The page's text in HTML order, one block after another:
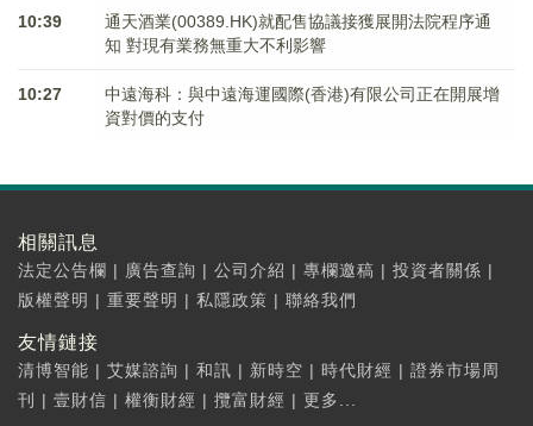
10:39
通天酒業(00389.HK)就配售協議接獲展開法院程序通
知 對現有業務無重大不利影響
10:27
中遠海科：與中遠海運國際(香港)有限公司正在開展增
資對價的支付
相關訊息
法定公告欄 | 廣告查詢 | 公司介紹 | 專欄邀稿 | 投資者關係 |
版權聲明 | 重要聲明 | 私隱政策 | 聯絡我們
友情鏈接
清博智能 | 艾媒諮詢 | 和訊 | 新時空 | 時代財經 | 證券市場周
刊
| 壹財信 | 權衡財經 | 攬富財經 | 更多...